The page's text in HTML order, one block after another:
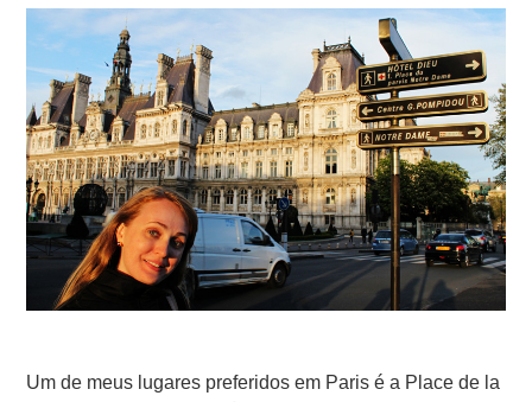
Um de meus lugares preferidos em Paris é a Place de la